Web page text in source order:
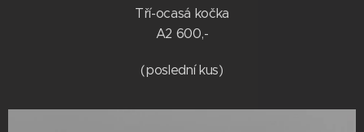
Tří-ocasá kočka
A2 600,-
(poslední kus)